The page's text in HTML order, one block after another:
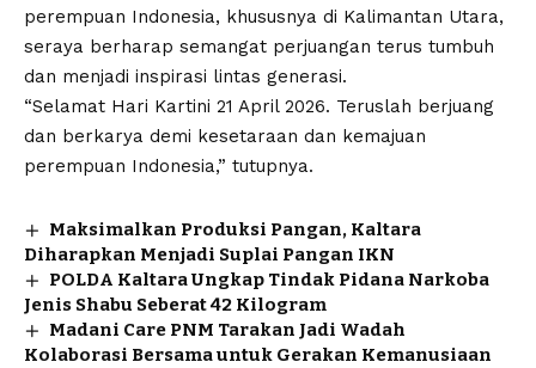
perempuan Indonesia, khususnya di Kalimantan Utara,
seraya berharap semangat perjuangan terus tumbuh
dan menjadi inspirasi lintas generasi.
“Selamat Hari Kartini 21 April 2026. Teruslah berjuang
dan berkarya demi kesetaraan dan kemajuan
perempuan Indonesia,” tutupnya.
Maksimalkan Produksi Pangan, Kaltara
Diharapkan Menjadi Suplai Pangan IKN
POLDA Kaltara Ungkap Tindak Pidana Narkoba
Jenis Shabu Seberat 42 Kilogram
Madani Care PNM Tarakan Jadi Wadah
Kolaborasi Bersama untuk Gerakan Kemanusiaan